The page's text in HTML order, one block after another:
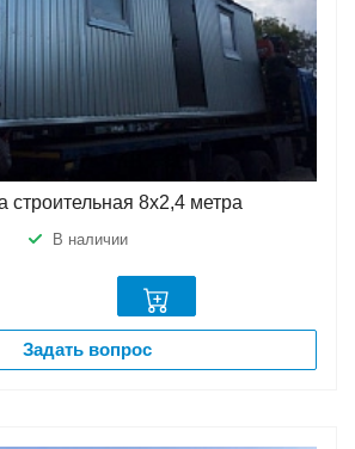
строительная 8х2,4 метра
В наличии
Задать вопрос